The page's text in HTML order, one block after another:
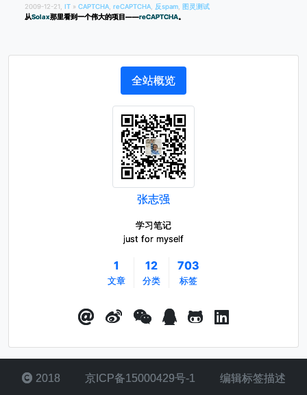
2009-12-21, IT » CAPTCHA reCAPTCHA 反spam
图灵测试
从Solax那里看到一个伟大的项目——reCAPTCHA。
全站概览
张志强
学习笔记
just for myself
1
文章
12
分类
703
标签
2018 京ICP备15000429号-1 编辑标签描述